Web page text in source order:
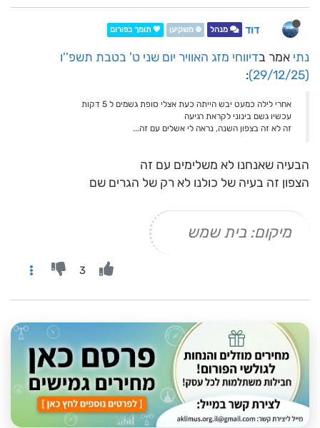
דוד מנהל ❄️ משקיען 💖 תומך בפורום
נתי אמר בדיווחי מזג האוויר יום שני ט' בטבת תשפ''ו
(29/12/25)
:
אחרי לילה כמעט יבש הייתה כעת אצלי סופת גשמים ל 5 דקות
עכשיו גשם בינוני לקראת רגיעה
זה לא זה בצפון השנה, נראה לי אשלים עם זה...
הבעיה שאנחנו לא משלימים עם זה
הצפון זה בעיה של כולנו לא רק של הגרים שם
מיקום: בית שמש
3